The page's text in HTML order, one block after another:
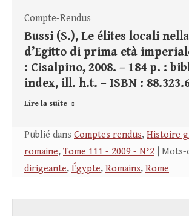
Compte-Rendus
Bussi (S.), Le élites locali
d’Egitto di prima età
: Cisalpino, 2008. – 184 p. :
index, ill. h.t. – ISBN :
Lire la suite
Publié dans Comptes rendus, Histoire
romaine, Tome 111 - 2009 - N°2 |
dirigeante, Égypte, Romains, Rome